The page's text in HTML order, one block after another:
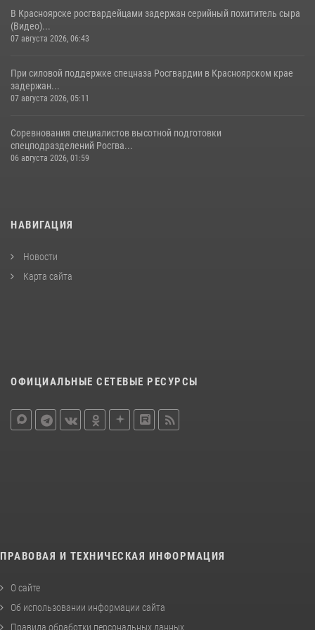
В Красноярске росгвардейцами задержан серийный похититель сыра
(Видео)...
07 августа 2026, 06:43
При силовой поддержке спецназа Росгвардии в Красноярском крае
задержан...
07 августа 2026, 05:11
Соревнования специалистов высотной подготовки
спецподразделений Росгва...
06 августа 2026, 01:59
НАВИГАЦИЯ
Новости
Карта сайта
ОФИЦИАЛЬНЫЕ СЕТЕВЫЕ РЕСУРСЫ
ПРАВОВАЯ И ТЕХНИЧЕСКАЯ ИНФОРМАЦИЯ
О сайте
Об использовании информации сайта
Правила обработки персональных данных